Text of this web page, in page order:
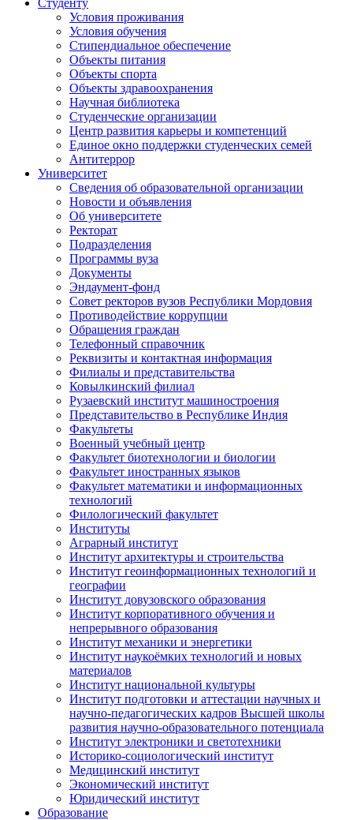
Условия проживания
Условия обучения
Стипендиальное обеспечение
Объекты питания
Объекты спорта
Объекты здравоохранения
Научная библиотека
Студенческие организации
Центр развития карьеры и компетенций
Единое окно поддержки студенческих семей
Антитеррор
Университет
Сведения об образовательной организации
Новости и объявления
Об университете
Ректорат
Подразделения
Программы вуза
Документы
Эндаумент-фонд
Совет ректоров вузов Республики Мордовия
Противодействие коррупции
Обращения граждан
Телефонный справочник
Реквизиты и контактная информация
Филиалы и представительства
Ковылкинский филиал
Рузаевский институт машиностроения
Представительство в Республике Индия
Факультеты
Военный учебный центр
Факультет биотехнологии и биологии
Факультет иностранных языков
Факультет математики и информационных
технологий
Филологический факультет
Институты
Аграрный институт
Институт архитектуры и строительства
Институт геоинформационных технологий и
географии
Институт довузовского образования
Институт корпоративного обучения и
непрерывного образования
Институт механики и энергетики
Институт наукоёмких технологий и новых
материалов
Институт национальной культуры
Институт подготовки и аттестации научных и
научно-педагогических кадров Высшей школы
развития научно-образовательного потенциала
Институт электроники и светотехники
Историко-социологический институт
Медицинский институт
Экономический институт
Юридический институт
Образование